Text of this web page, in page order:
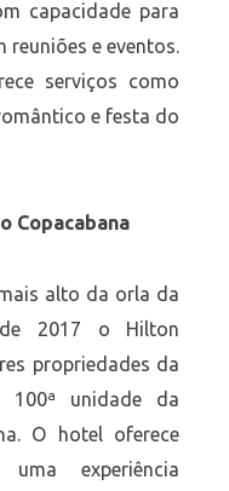
capacidade para
reuniões e eventos.
serviços como
e festa do
Copacabana
alto da orla da
2017 o Hilton
propriedades da
unidade da
O hotel oferece
experiência